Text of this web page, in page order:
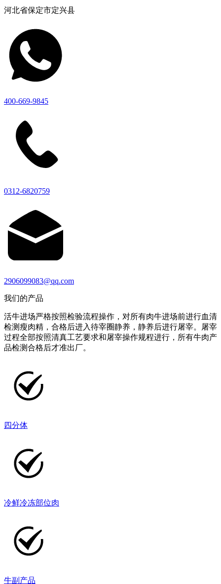
河北省保定市定兴县
400-669-9845
0312-6820759
2906099083@qq.com
我们的产品
活牛进场严格按照检验流程操作，对所有肉牛进场前进行血清
检测瘦肉精，合格后进入待宰圈静养，静养后进行屠宰。屠宰
过程全部按照清真工艺要求和屠宰操作规程进行，所有牛肉产
品检测合格后才准出厂。
四分体
冷鲜冷冻部位肉
牛副产品